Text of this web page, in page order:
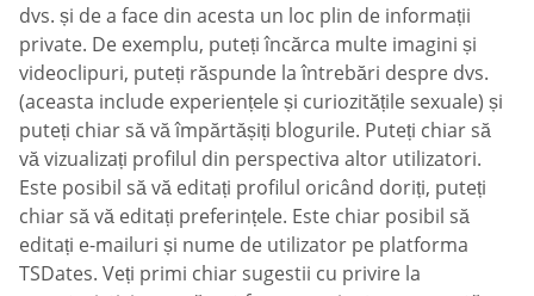
dvs. și de a face din acesta un loc plin de informații
private. De exemplu, puteți încărca multe imagini și
videoclipuri, puteți răspunde la întrebări despre dvs.
(aceasta include experiențele și curiozitățile sexuale) și
puteți chiar să vă împărtășiți blogurile. Puteți chiar să
vă vizualizați profilul din perspectiva altor utilizatori.
Este posibil să vă editați profilul oricând doriți, puteți
chiar să vă editați preferințele. Este chiar posibil să
editați e-mailuri și nume de utilizator pe platforma
TSDates. Veți primi chiar sugestii cu privire la